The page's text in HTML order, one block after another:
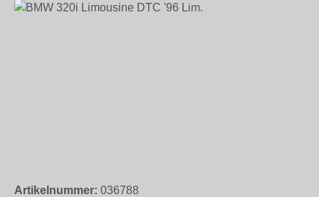
Bildergalerie überspringen
Artikelnummer: 036788